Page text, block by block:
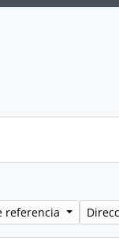
referencia